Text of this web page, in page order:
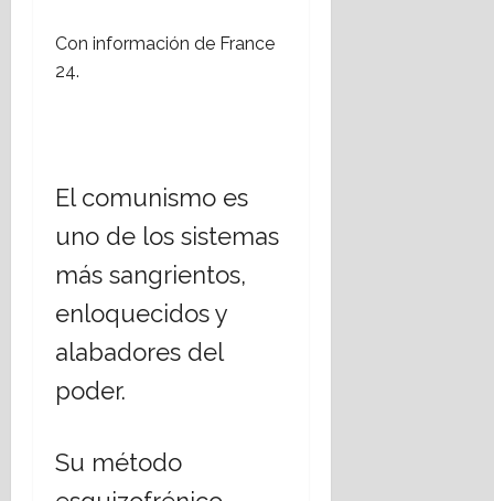
Con información de France
24.
El comunismo es
uno de los sistemas
más sangrientos,
enloquecidos y
alabadores del
poder.
Su método